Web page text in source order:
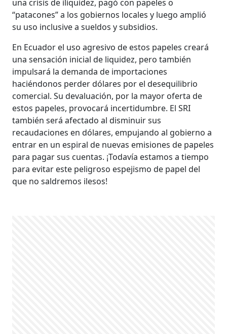
una crisis de iliquidez, pagó con papeles o
“patacones” a los gobiernos locales y luego amplió
su uso inclusive a sueldos y subsidios.
En Ecuador el uso agresivo de estos papeles creará
una sensación inicial de liquidez, pero también
impulsará la demanda de importaciones
haciéndonos perder dólares por el desequilibrio
comercial. Su devaluación, por la mayor oferta de
estos papeles, provocará incertidumbre. El SRI
también será afectado al disminuir sus
recaudaciones en dólares, empujando al gobierno a
entrar en un espiral de nuevas emisiones de papeles
para pagar sus cuentas. ¡Todavía estamos a tiempo
para evitar este peligroso espejismo de papel del
que no saldremos ilesos!